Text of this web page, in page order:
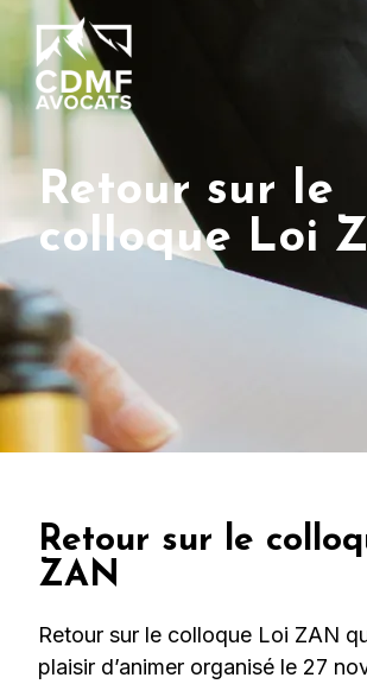
Retour sur le
colloque Loi
Retour sur le
ZAN
Retour sur le colloque Loi ZAN
plaisir d’animer organisé le 27